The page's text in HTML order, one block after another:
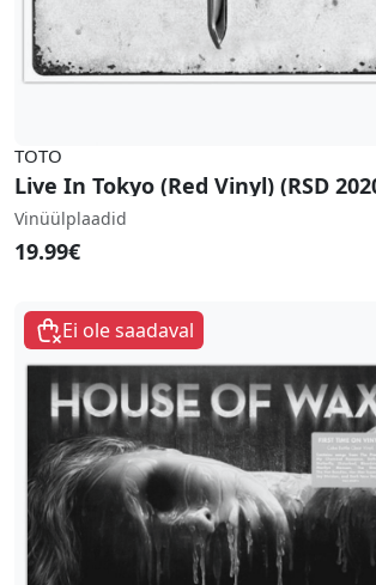
TOTO
Live In Tokyo (Red Vinyl) (RSD
Vinüülplaadid
19.99€
Ei ole saadaval